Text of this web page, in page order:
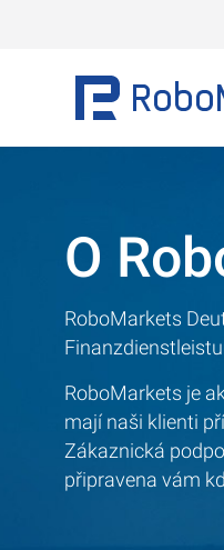
O
RoboMarkets
RoboMarkets je
mají naši klienti
Zákaznická
připravena vám